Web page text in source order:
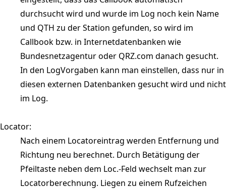
durchsucht wird und wurde im Log noch kein Name
und QTH zu der Station gefunden, so wird im
Callbook bzw. in Internetdatenbanken wie
Bundesnetzagentur oder QRZ.com danach gesucht.
In den LogVorgaben kann man einstellen, dass nur in
diesen externen Datenbanken gesucht wird und nicht
im Log.
Locator:
Nach einem Locatoreintrag werden Entfernung und
Richtung neu berechnet. Durch Betätigung der
Pfeiltaste neben dem Loc.-Feld wechselt man zur
Locatorberechnung. Liegen zu einem Rufzeichen